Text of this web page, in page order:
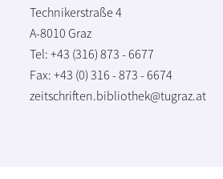
Technikerstraße 4
A-8010 Graz
Tel: +43 (316) 873 - 6677
Fax: +43 (0) 316 - 873 - 6674
zeitschriften.bibliothek@tugraz.at